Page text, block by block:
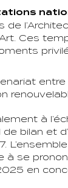
Ces
à
de bilan et
se
en